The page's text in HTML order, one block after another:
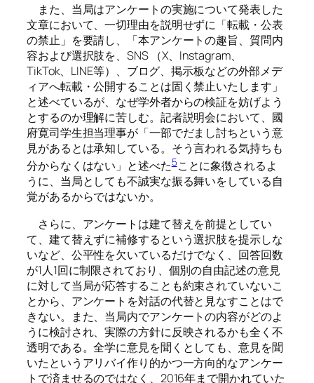
また、当局はアンケートの実施について発表した
文章において、一切理由を説明せずに「転載・公表
の禁止」を要請し、「本アンケートの趣旨、質問内
容および選択肢を、SNS （X、Instagram、
TikTok、LINE等）、ブログ、掲示板などの外部メデ
ィアへ転載・公開することは固く禁止いたします」
と述べているが、なぜ学外者からの検証を妨げよう
とするのか理解に苦しむ。記者説明会において、國
府寛司学生担当理事が「一部でだまし討ちという意
見があるとは承知している。そう言われる気持ちも
分からなくはない」と述べた5ことに象徴されるよ
うに、当局としても不誠実な振る舞いをしている自
覚があるからではないか。
さらに、アンケートは建て替えを前提としてい
て、建て替えずに補修するという選択肢を提示しな
いなど、公平性を欠いているだけでなく、回答回数
が1人1回に制限されており、個別の自由記述の意見
に対して当局が応答することも約束されていないこ
とから、アンケートを対話の代替と見なすことはで
きない。また、当局内でアンケートの内容がどのよ
うに検討され、実際の方針に反映されるかも全く不
透明である。全学に意見を聞くとしても、意見を聞
いたというアリバイ作り的かつ一方向的なアンケー
トで済ませるのではなく、2016年まで開かれていた